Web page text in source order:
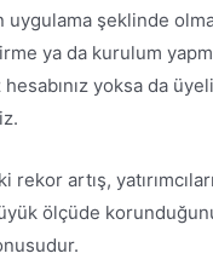
şeklinde
ya da kurulum
yoksa da
rekor artış,
ölçüde